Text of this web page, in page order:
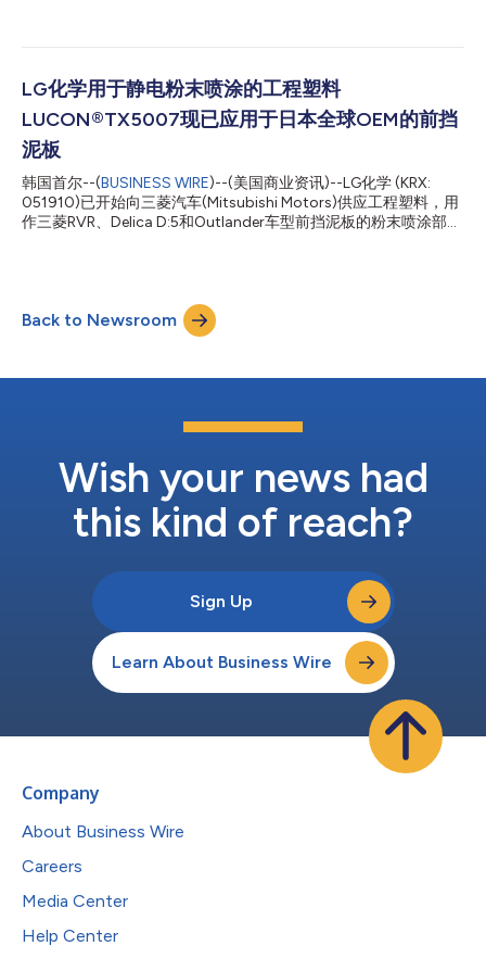
料的14倍以上。 在LG Chem的内部测试（火炬测试）中，1.6mm
熔化、流下或出现任何孔洞，代表了业内最高水平的阻燃性能。
特种阻燃CFT融合了LG Chem的超级阻燃材料技术和LX Hausys的
连续纤维热塑性塑料(CFT)制造技术。LG Chem去年开发的超级阻
燃材料能够在温度超过1000°C的火焰中阻燃10分钟以上，是当时
世界上阻燃时间最长的材料。LX Hausys通过应用胶带形式的分层
制造技术，提高了LG Chem材料的性能。 特种阻燃CFT质地坚
固，受力变形小（刚性高），因此可用于电动汽车电池组件中大型
电池包的上盖和下盖。在电动汽车起火时...
LG化学用于静电粉末喷涂的工程塑料
LUCON®TX5007现已应用于日本全球OEM的前挡
泥板
韩国首尔--(BUSINESS WIRE)--(美国商业资讯)--LG化学 (KRX:
051910)已开始向三菱汽车(Mitsubishi Motors)供应工程塑料，用
作三菱RVR、Delica D:5和Outlander车型前挡泥板的粉末喷涂部
车身其他部分的高完整性设计。 LG化学开发的LUCON TX5007是
一种将改性聚苯醚(mPPE)和聚酰胺(PA66)合金与碳纳米管(CNT)相
结合的复合材料，具有优异的导电性，同时展现出强大的机械性
的汽车在线(on-the-line)喷涂工艺。与此同时，得益于较低的线性
用塑料代替钢/铝有助于减轻汽车重量。使用塑料挡泥板可使整车
重量减轻约4公斤，还可提高燃油效率。此外，塑料挡泥板还具有
Back to Newsroom
Wish your news had
this kind of reach?
Sign Up
Learn About Business Wire
Company
About Business Wire
Careers
Media Center
Help Center